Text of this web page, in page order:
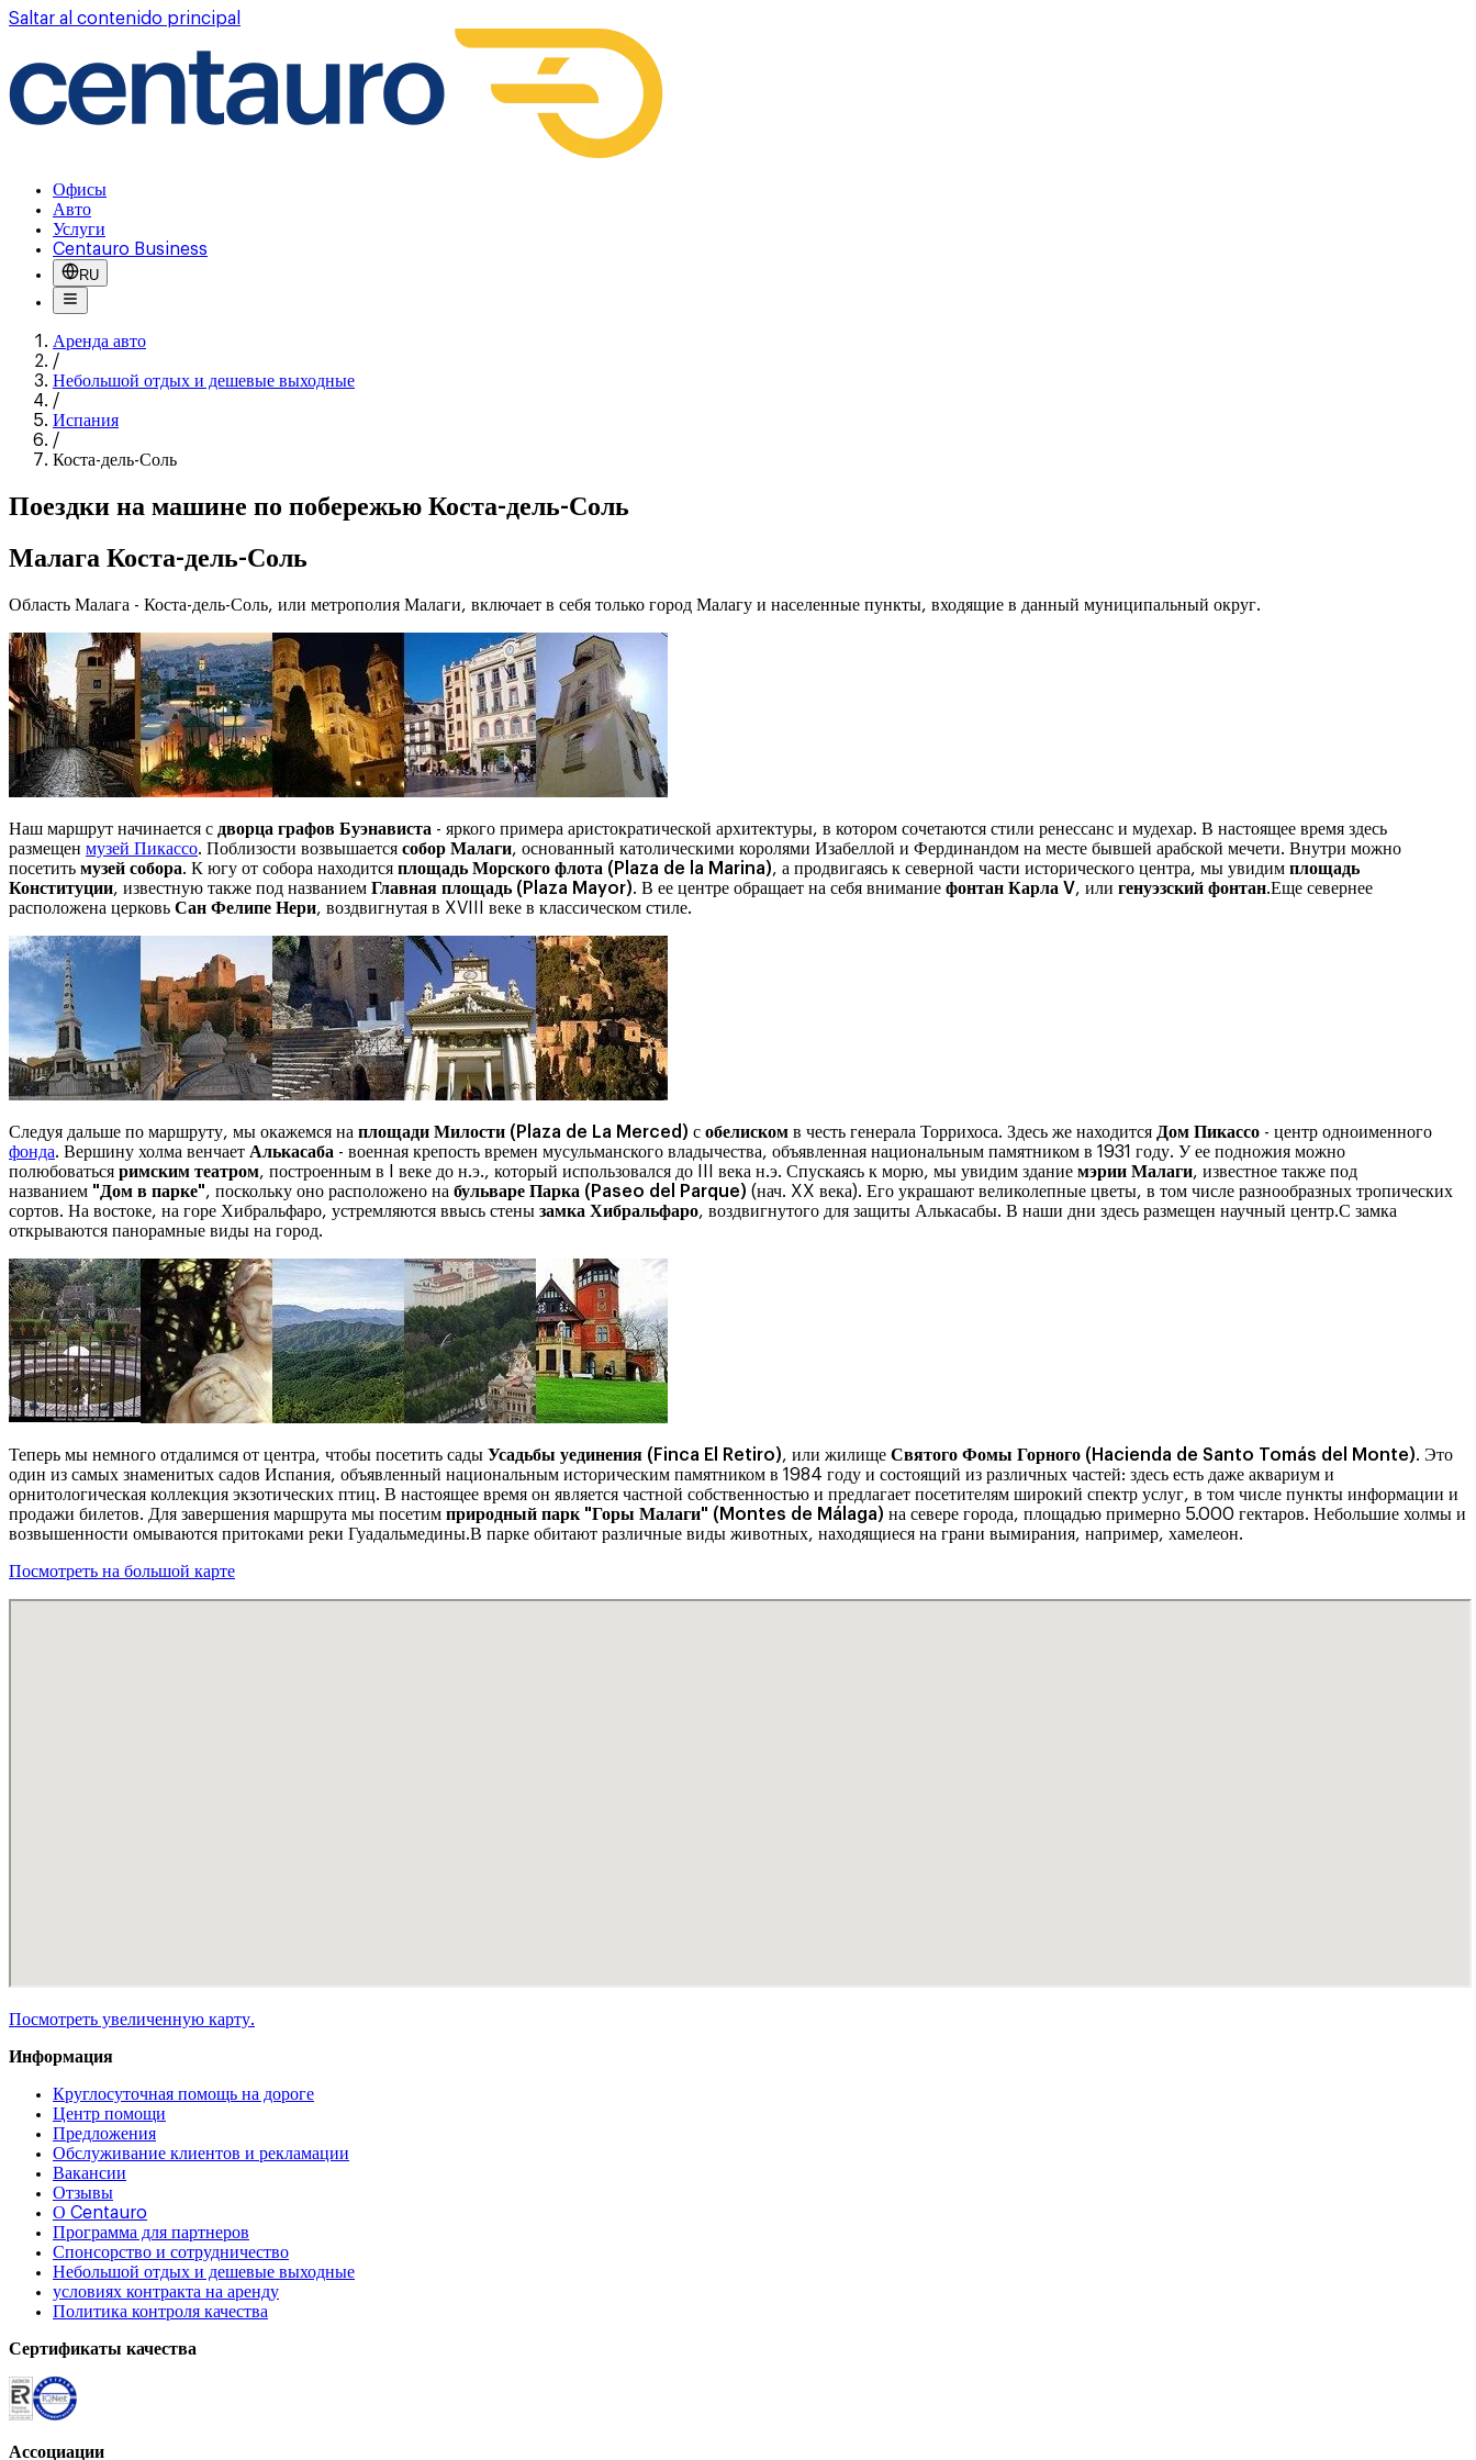
Saltar al contenido principal
Офисы
Авто
Услуги
Centauro Business
RU
Аренда авто
/
Небольшой отдых и дешевые выходные
/
Испания
/
Коста-дель-Соль
Поездки на машине по побережью Коста-дель-Соль
Малага Коста-дель-Соль
Область Малага - Коста-дель-Соль, или метрополия Малаги, включает в себя только город Малагу и населенные пункты, входящие в данный муниципальный округ.
Наш маршрут начинается с дворца графов Буэнависта - яркого примера аристократической архитектуры, в котором сочетаются стили ренессанс и мудехар. В настоящее время здесь
размещен музей Пикассо. Поблизости возвышается собор Малаги, основанный католическими королями Изабеллой и Фердинандом на месте бывшей арабской мечети. Внутри можно
посетить музей собора. К югу от собора находится площадь Морского флота (Plaza de la Marina), а продвигаясь к северной части исторического центра, мы увидим площадь
Конституции, известную также под названием Главная площадь (Plaza Mayor). В ее центре обращает на себя внимание фонтан Карла V, или генуэзский фонтан.Еще севернее
расположена церковь Сан Фелипе Нери, воздвигнутая в XVIII веке в классическом стиле.
Следуя дальше по маршруту, мы окажемся на площади Милости (Plaza de La Merced) с обелиском в честь генерала Торрихоса. Здесь же находится Дом Пикассо - центр одноименного
фонда. Вершину холма венчает Алькасаба - военная крепость времен мусульманского владычества, объявленная национальным памятником в 1931 году. У ее подножия можно
полюбоваться римским театром, построенным в I веке до н.э., который использовался до III века н.э. Спускаясь к морю, мы увидим здание мэрии Малаги, известное также под
названием "Дом в парке", поскольку оно расположено на бульваре Парка (Paseo del Parque) (нач. XX века). Его украшают великолепные цветы, в том числе разнообразных тропических
сортов. На востоке, на горе Хибральфаро, устремляются ввысь стены замка Хибральфаро, воздвигнутого для защиты Алькасабы. В наши дни здесь размещен научный центр.С замка
открываются панорамные виды на город.
Теперь мы немного отдалимся от центра, чтобы посетить сады Усадьбы уединения (Finca El Retiro), или жилище Святого Фомы Горного (Hacienda de Santo Tomás del Monte). Это
один из самых знаменитых садов Испания, объявленный национальным историческим памятником в 1984 году и состоящий из различных частей: здесь есть даже аквариум и
орнитологическая коллекция экзотических птиц. В настоящее время он является частной собственностью и предлагает посетителям широкий спектр услуг, в том числе пункты информации и
продажи билетов. Для завершения маршрута мы посетим природный парк "Горы Малаги" (Montes de Málaga) на севере города, площадью примерно 5.000 гектаров. Небольшие холмы и
возвышенности омываются притоками реки Гуадальмедины.В парке обитают различные виды животных, находящиеся на грани вымирания, например, хамелеон.
Посмотреть на большой карте
Посмотреть увеличенную карту.
Информация
Круглосуточная помощь на дороге
Центр помощи
Предложения
Обслуживание клиентов и рекламации
Вакансии
Отзывы
О Centauro
Программа для партнеров
Спонсорство и сотрудничество
Небольшой отдых и дешевые выходные
условиях контракта на аренду
Политика контроля качества
Сертификаты качества
Ассоциации